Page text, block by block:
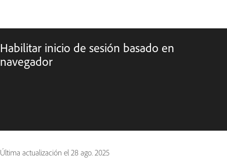
Habilitar inicio de sesión basado en
navegador
Última actualización el 28 ago. 2025